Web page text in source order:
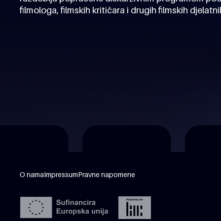
filmologa, filmskih kritičara i drugih filmskih
O namaImpressumPravne napomene